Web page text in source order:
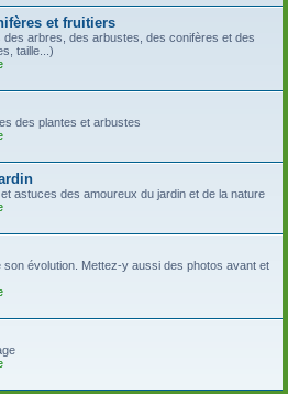
et fruitiers
des arbres, des arbustes, des conifères et des
taille...)
des plantes et arbustes
astuces des amoureux du jardin et de la nature
son évolution. Mettez-y aussi des photos avant et